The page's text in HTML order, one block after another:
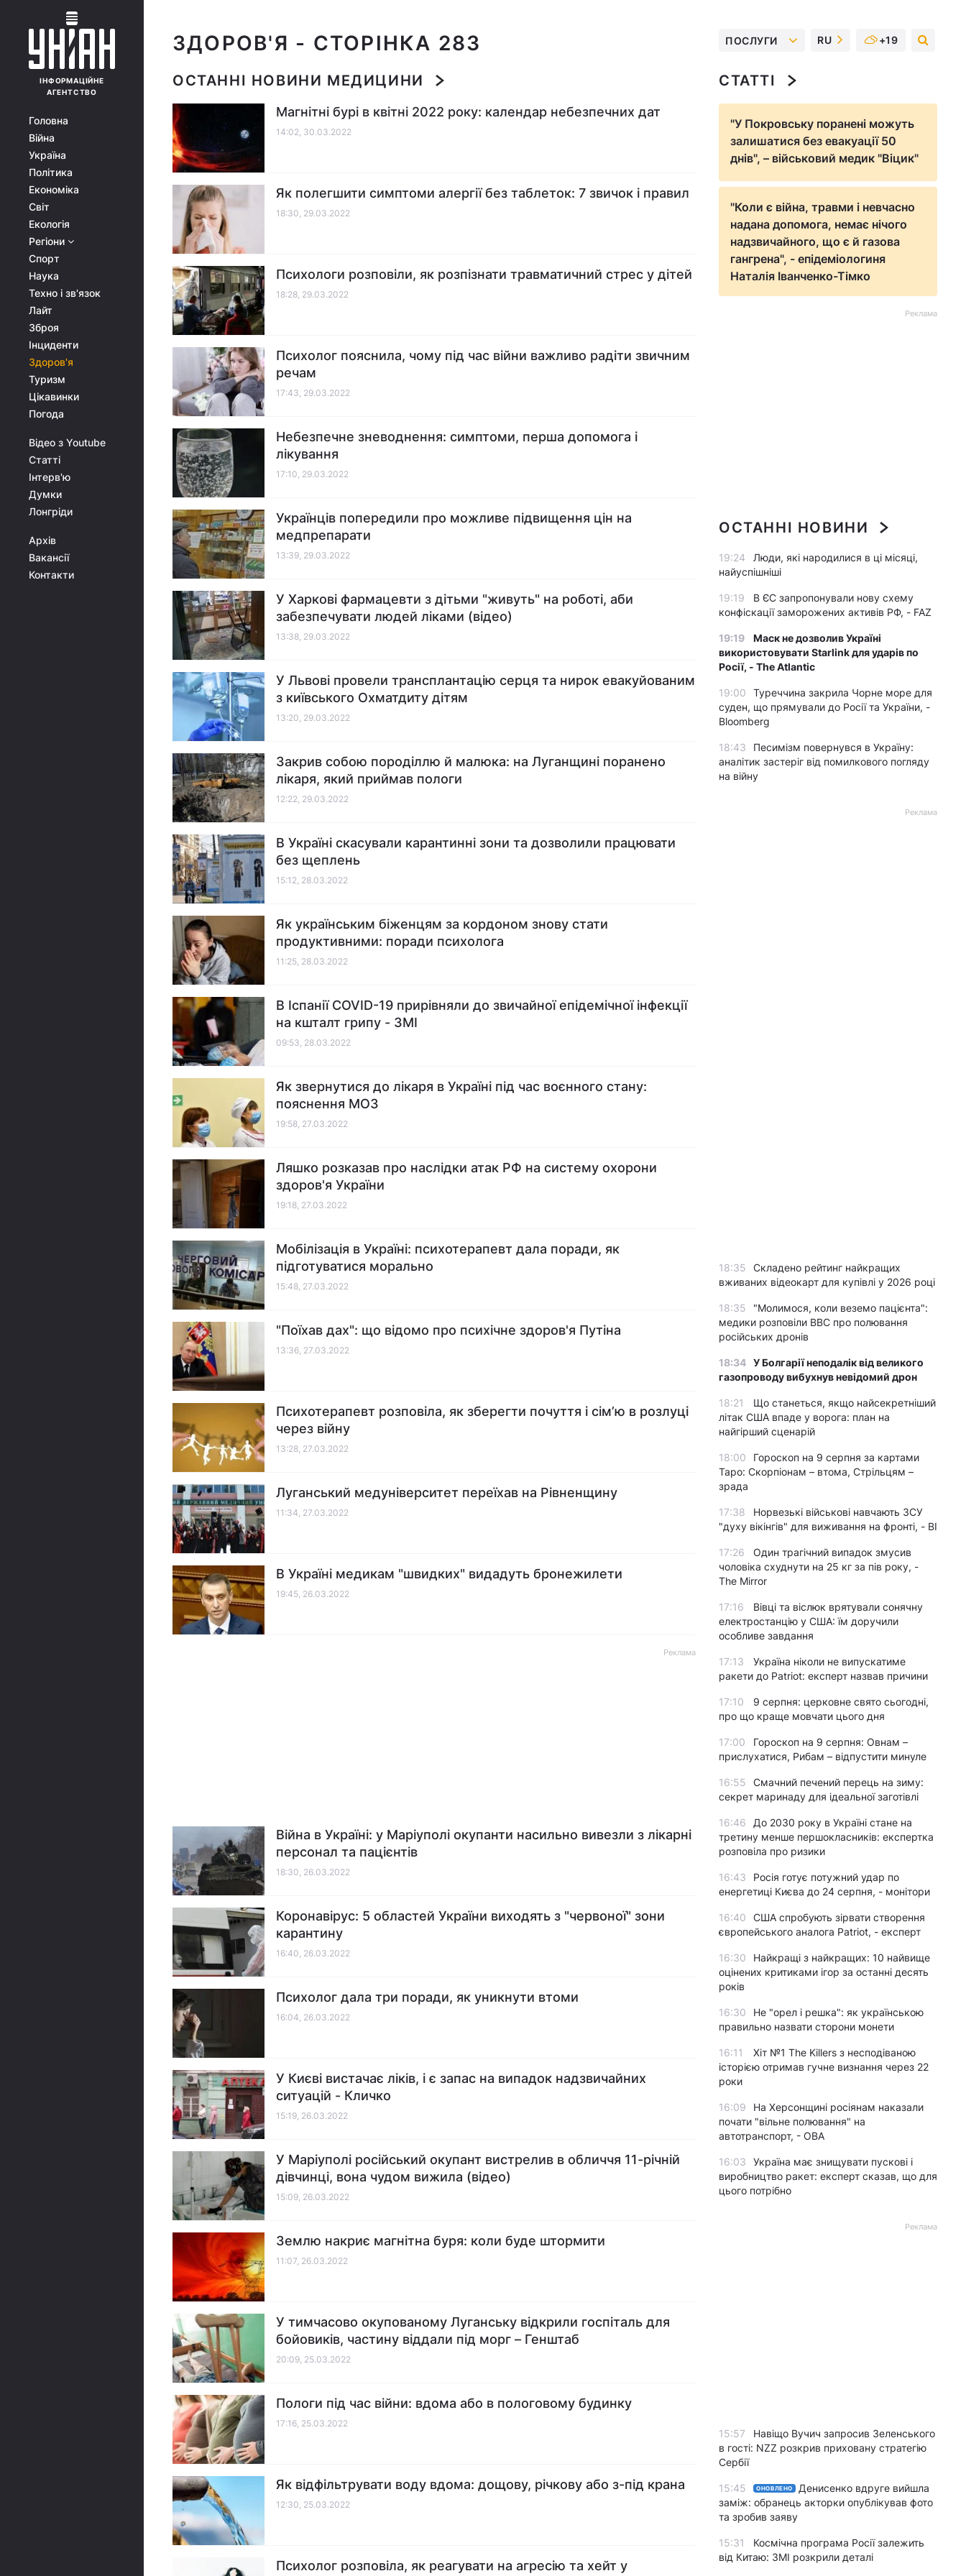
ІНФОРМАЦІЙНЕ
АГЕНТСТВО
Головна
Війна
Україна
Політика
Економіка
Світ
Екологія
Регіони
Спорт
Наука
Техно і зв'язок
Лайт
Зброя
Інциденти
Здоров'я
Туризм
Цікавинки
Погода
Відео з Youtube
Статті
Інтерв'ю
Думки
Лонгріди
Архів
Вакансії
Контакти
ЗДОРОВ'Я - СТОРІНКА 283 ПОСЛУГИ RU +19
ОСТАННІ НОВИНИ МЕДИЦИНИ
Магнітні бурі в квітні 2022 року: календар небезпечних дат
14:02, 30.03.2022
Як полегшити симптоми алергії без таблеток: 7 звичок і правил
18:30, 29.03.2022
Психологи розповіли, як розпізнати травматичний стрес у дітей
18:28, 29.03.2022
Психолог пояснила, чому під час війни важливо радіти звичним
речам
17:43, 29.03.2022
Небезпечне зневоднення: симптоми, перша допомога і
лікування
17:10, 29.03.2022
Українців попередили про можливе підвищення цін на
медпрепарати
13:39, 29.03.2022
У Харкові фармацевти з дітьми "живуть" на роботі, аби
забезпечувати людей ліками (відео)
13:38, 29.03.2022
У Львові провели трансплантацію серця та нирок евакуйованим
з київського Охматдиту дітям
13:20, 29.03.2022
Закрив собою породіллю й малюка: на Луганщині поранено
лікаря, який приймав пологи
12:22, 29.03.2022
В Україні скасували карантинні зони та дозволили працювати
без щеплень
15:12, 28.03.2022
Як українським біженцям за кордоном знову стати
продуктивними: поради психолога
11:25, 28.03.2022
В Іспанії COVID-19 прирівняли до звичайної епідемічної інфекції
на кшталт грипу - ЗМІ
09:53, 28.03.2022
Як звернутися до лікаря в Україні під час воєнного стану:
пояснення МОЗ
19:58, 27.03.2022
Ляшко розказав про наслідки атак РФ на систему охорони
здоров'я України
19:18, 27.03.2022
Мобілізація в Україні: психотерапевт дала поради, як
підготуватися морально
15:48, 27.03.2022
"Поїхав дах": що відомо про психічне здоров'я Путіна
13:36, 27.03.2022
Психотерапевт розповіла, як зберегти почуття і сім’ю в розлуці
через війну
13:28, 27.03.2022
Луганський медуніверситет переїхав на Рівненщину
11:34, 27.03.2022
В Україні медикам "швидких" видадуть бронежилети
19:45, 26.03.2022
Реклама
Війна в Україні: у Маріуполі окупанти насильно вивезли з лікарні
персонал та пацієнтів
18:30, 26.03.2022
Коронавірус: 5 областей України виходять з "червоної" зони
карантину
16:40, 26.03.2022
Психолог дала три поради, як уникнути втоми
16:04, 26.03.2022
У Києві вистачає ліків, і є запас на випадок надзвичайних
ситуацій - Кличко
15:19, 26.03.2022
У Маріуполі російський окупант вистрелив в обличчя 11-річній
дівчинці, вона чудом вижила (відео)
15:09, 26.03.2022
Землю накриє магнітна буря: коли буде штормити
11:07, 26.03.2022
У тимчасово окупованому Луганську відкрили госпіталь для
бойовиків, частину віддали під морг – Генштаб
20:09, 25.03.2022
Пологи під час війни: вдома або в пологовому будинку
17:16, 25.03.2022
Як відфільтрувати воду вдома: дощову, річкову або з-під крана
12:30, 25.03.2022
Психолог розповіла, як реагувати на агресію та хейт у
СТАТТІ
"У Покровську поранені можуть
залишатися без евакуації 50
днів", – військовий медик "Віцик"
"Коли є війна, травми і невчасно
надана допомога, немає нічого
надзвичайного, що є й газова
гангрена", - епідеміологиня
Наталія Іванченко-Тімко
Реклама
ОСТАННІ НОВИНИ
19:24
Люди, які народилися в ці місяці,
найуспішніші
19:19
В ЄС запропонували нову схему
конфіскації заморожених активів РФ, - FAZ
19:19
Маск не дозволив Україні
використовувати Starlink для ударів по
Росії, - The Atlantic
19:00
Туреччина закрила Чорне море для
суден, що прямували до Росії та України, -
Bloomberg
18:43
Песимізм повернувся в Україну:
аналітик застеріг від помилкового погляду
на війну
Реклама
18:35
Складено рейтинг найкращих
вживаних відеокарт для купівлі у 2026 році
18:35
"Молимося, коли веземо пацієнта":
медики розповіли BBC про полювання
російських дронів
18:34 У Болгарії неподалік від великого
газопроводу вибухнув невідомий дрон
18:21
Що станеться, якщо найсекретніший
літак США впаде у ворога: план на
найгірший сценарій
18:00
Гороскоп на 9 серпня за картами
Таро: Скорпіонам – втома, Стрільцям –
зрада
17:38
Норвезькі військові навчають ЗСУ
"духу вікінгів" для виживання на фронті, - BI
17:26
Один трагічний випадок змусив
чоловіка схуднути на 25 кг за пів року, -
The Mirror
17:16
Вівці та віслюк врятували сонячну
електростанцію у США: їм доручили
особливе завдання
17:13
Україна ніколи не випускатиме
ракети до Patriot: експерт назвав причини
17:10
9 серпня: церковне свято сьогодні,
про що краще мовчати цього дня
17:00
Гороскоп на 9 серпня: Овнам –
прислухатися, Рибам – відпустити минуле
16:55
Смачний печений перець на зиму:
секрет маринаду для ідеальної заготівлі
16:46
До 2030 року в Україні стане на
третину менше першокласників: експертка
розповіла про ризики
16:43
Росія готує потужний удар по
енергетиці Києва до 24 серпня, - монітори
16:40
США спробують зірвати створення
європейського аналога Patriot, - експерт
16:30
Найкращі з найкращих: 10 найвище
оцінених критиками ігор за останні десять
років
16:30
Не "орел і решка": як українською
правильно назвати сторони монети
16:11
Хіт №1 The Killers з несподіваною
історією отримав гучне визнання через 22
роки
16:09
На Херсонщині росіянам наказали
почати "вільне полювання" на
автотранспорт, - ОВА
16:03
Україна має знищувати пускові і
виробництво ракет: експерт сказав, що для
цього потрібно
Реклама
15:57
Навіщо Вучич запросив Зеленського
в гості: NZZ розкрив приховану стратегію
Сербії
15:45 ОНОВЛЕНО
Денисенко вдруге вийшла
заміж: обранець акторки опублікував фото
та зробив заяву
15:31
Космічна програма Росії залежить
від Китаю: ЗМІ розкрили деталі